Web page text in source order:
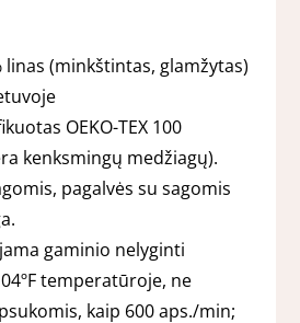
linas (minkštintas, glamžytas)
OEKO-TEX 100
kenksmingų medžiagų).
pagalvės su sagomis
gaminio nelyginti
temperatūroje, ne
kaip 600 aps./min;